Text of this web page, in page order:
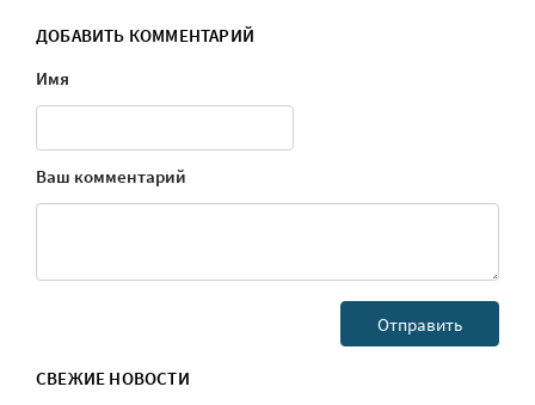
ДОБАВИТЬ КОММЕНТАРИЙ
Имя
Ваш комментарий
СВЕЖИЕ НОВОСТИ